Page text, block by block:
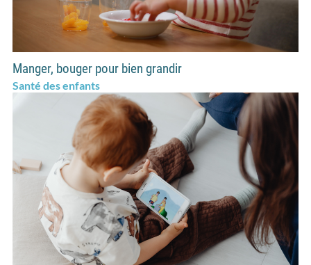
Manger, bouger pour bien grandir
Santé des enfants